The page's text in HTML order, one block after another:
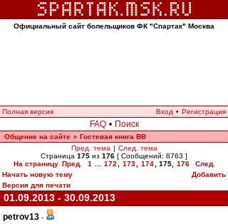
Официальный сайт болельщиков ФК "Спартак" Москва
Полная версия Вход • Регистрация
FAQ • Поиск
Общение на сайте » Гостевая книга ВВ
Пред. тема | След. тема
Страница 175 из 176 [ Сообщений: 8763 ]
На страницу Пред. 1 172 173 174 175, 176
След.
Начать новую тему
Добавить
Версия для печати
01.09.2013 - 30.09.2013
petrov13 -